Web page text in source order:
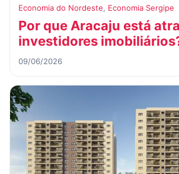
Economia do Nordeste, Economia Sergipe
Por que Aracaju está
investidores
09/06/2026